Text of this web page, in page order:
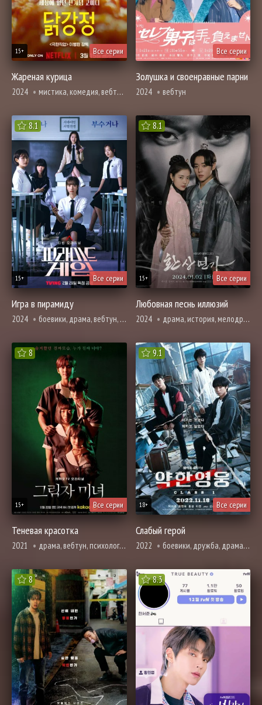
Все серии
15+
Жареная курица
2024 мистика, комедия, вебтун, фантастика, фэнтези
Все серии
Золушка и своенравные парни
2024 вебтун
8.1
Все серии
15+
Игра в пирамиду
2024 боевики, драма, вебтун, психология, триллер
8.1
Все серии
15+
Любовная песнь иллюзий
2024 драма, история, мелодрама, вебтун, романтика, фэнтези
8
Все серии
15+
Теневая красотка
2021 драма, вебтун, психология, романтика, триллер, про школу и школьников
9.1
Все серии
18+
Слабый герой
2022 боевики, дружба, драма, криминал, про молодость и любовь, броманс, вебтун, про школу и школьников
8 8.3